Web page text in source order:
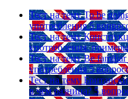
Тест на тему To be
употребления 5
Тест на тему
употребления,
Тест на тему Be familiar
употребления 5
Тест на тему
в чем разница? 5